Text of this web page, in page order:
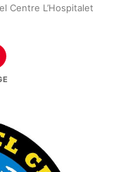
Centre L’Hospitalet